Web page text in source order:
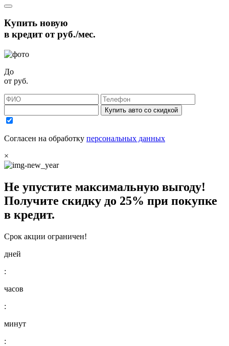
Купить новую
в кредит отруб./мес.
До
от руб.
Купить авто со скидкой
Согласен на обработку персональных данных
×
Не упустите максимальную выгоду!
Получите скидку до 25% при покупке
в кредит.
Срок акции ограничен!
дней
:
часов
:
минут
: